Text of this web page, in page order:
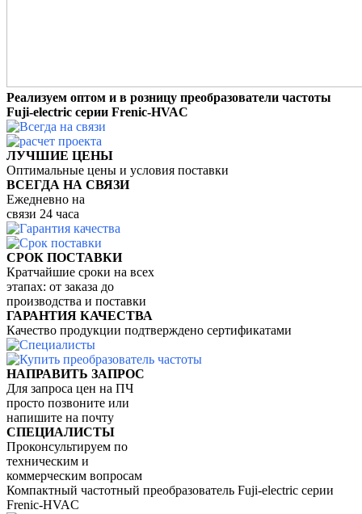
Реализуем оптом и в розницу преобразователи частоты
Fuji-electric серии Frenic-HVAC
ЛУЧШИЕ ЦЕНЫ
Оптимальные цены и условия поставки
ВСЕГДА НА СВЯЗИ
Ежедневно на
связи 24 часа
СРОК ПОСТАВКИ
Кратчайшие сроки на всех
этапах: от заказа до
производства и поставки
ГАРАНТИЯ КАЧЕСТВА
Качество продукции подтверждено сертификатами
НАПРАВИТЬ ЗАПРОС
Для запроса цен на ПЧ
просто позвоните или
напишите на почту
СПЕЦИАЛИСТЫ
Проконсультируем по
техническим и
коммерческим вопросам
Компактный частотный преобразователь Fuji-electric серии
Frenic-HVAC